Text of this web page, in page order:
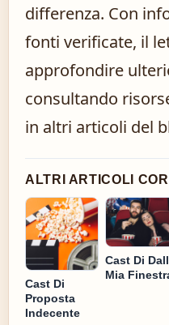
differenza. Con
fonti verificate, il
approfondire
consultando
in altri articoli del
ALTRI ARTICOLI
Cast Di
Proposta
Indecente
Cast Di
Mia